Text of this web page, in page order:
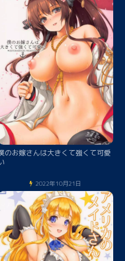
のお嫁さんは大きくて強くて可愛
2022年10月21日